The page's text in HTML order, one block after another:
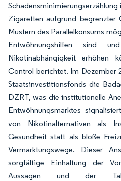
Schadensminimierungserzählung
Zigaretten aufgrund begrenzter
Mustern des Parallelkonsums
Entwöhnungshilfen sind
Nikotinabhängigkeit erhöhen
Control berichtet. Im Dezember
Staatsinvestitionsfonds die
DZRT, was die institutionelle
Entwöhnungsmarktes
von Nikotinalternativen als
Gesundheit statt als bloße
Vermarktungswege. Dieser
sorgfältige Einhaltung der
Aussagen und der